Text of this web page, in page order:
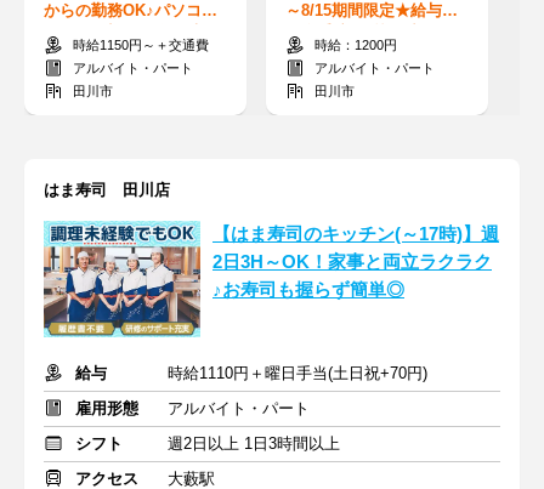
からの勤務OK♪パソコン
操作は一切なし◎短時間
勤務＆扶養内も◎
時給1150円～＋交通費
アルバイト・パート
田川市
～8/15期間限定★給与は
現金手渡し♪枠数残り数
枠！！時給：1200円
アルバイト・パート
田川市
はま寿司 田川店
【はま寿司のキッチン(～17時)】週
2日3H～OK！家事と両立ラクラク
♪お寿司も握らず簡単◎
給与
時給1110円＋曜日手当(土日祝+70円)
雇用形態
アルバイト・パート
シフト
週2日以上 1日3時間以上
アクセス
大藪駅